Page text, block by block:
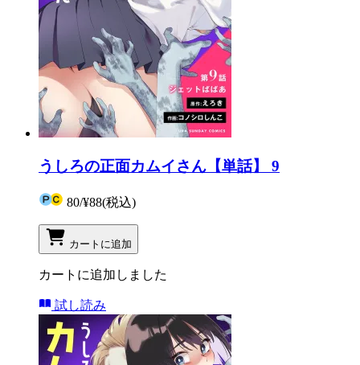
うしろの正面カムイさん【単話】 9
80/¥88(税込)
カートに追加
カートに追加しました
試し読み